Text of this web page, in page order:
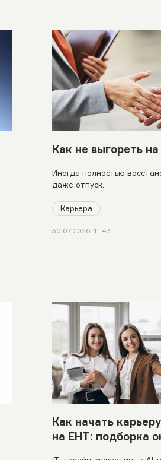
Как не выгореть
Иногда полностью
даже отпуск.
Карьера
30.07.2026, 11:43
Как начать
на ЕНТ: подборка